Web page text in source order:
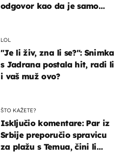
odgovor kao da je samo
LOL
"Je li živ, zna li se?": Snimka
s Jadrana postala hit, radi li
i vaš muž ovo?
ŠTO KAŽETE?
Isključio komentare: Par iz
Srbije preporučio spravicu
za plažu s Temua, čini li